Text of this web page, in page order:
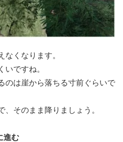
なくなります。
いですね。
のは崖から落ちる寸前ぐらいで
そのまま降りましょう。
進む